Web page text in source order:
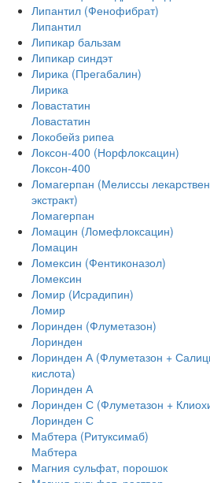
Липантил (Фенофибрат)
Липантил
Липикар бальзам
Липикар синдэт
Лирика (Прегабалин)
Лирика
Ловастатин
Ловастатин
Локобейз рипеа
Локсон-400 (Норфлоксацин)
Локсон-400
Ломагерпан (Мелиссы
экстракт)
Ломагерпан
Ломацин (Ломефлоксацин)
Ломацин
Ломексин (Фентиконазол)
Ломексин
Ломир (Исрадипин)
Ломир
Лоринден (Флуметазон)
Лоринден
Лоринден А (Флуметазон +
кислота)
Лоринден А
Лоринден С (Флуметазон +
Лоринден С
Мабтера (Ритуксимаб)
Мабтера
Магния сульфат, порошок